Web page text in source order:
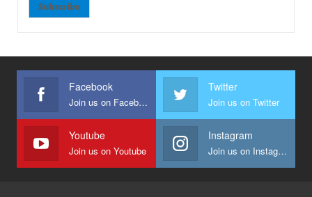
Subscribe
Facebook
Join us on Facebook
Twitter
Join us on Twitter
Youtube
Join us on Youtube
Instagram
Join us on Instagram